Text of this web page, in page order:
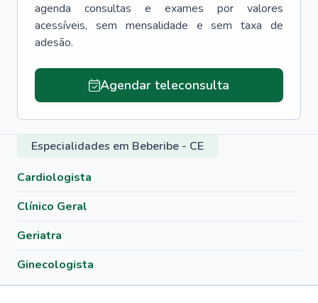
agenda consultas e exames por valores
acessíveis, sem mensalidade e sem taxa de
adesão.
Agendar teleconsulta
Especialidades em Beberibe - CE
Cardiologista
Clínico Geral
Geriatra
Ginecologista